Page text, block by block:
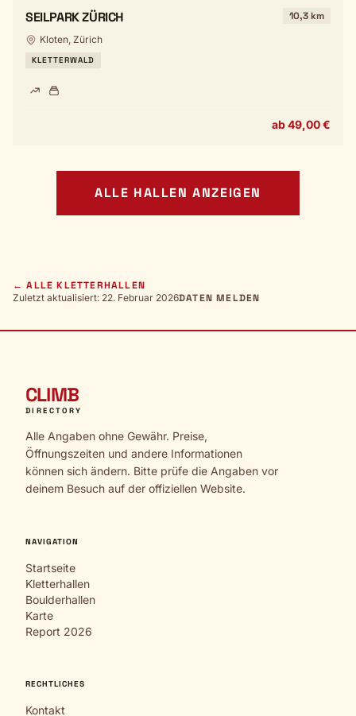
SEILPARK ZÜRICH 10,3 km
Kloten, Zürich
KLETTERWALD
ab 49,00 €
ALLE HALLEN ANZEIGEN
← ALLE KLETTERHALLEN
Zuletzt aktualisiert: 22. Februar 2026DATEN MELDEN
CLIMB
DIRECTORY
Alle Angaben ohne Gewähr. Preise,
Öffnungszeiten und andere Informationen
können sich ändern. Bitte prüfe die Angaben vor
deinem Besuch auf der offiziellen Website.
NAVIGATION
Startseite
Kletterhallen
Boulderhallen
Karte
Report 2026
RECHTLICHES
Kontakt